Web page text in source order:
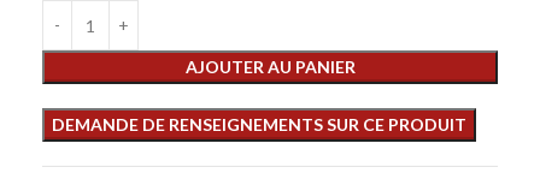
AJOUTER AU PANIER